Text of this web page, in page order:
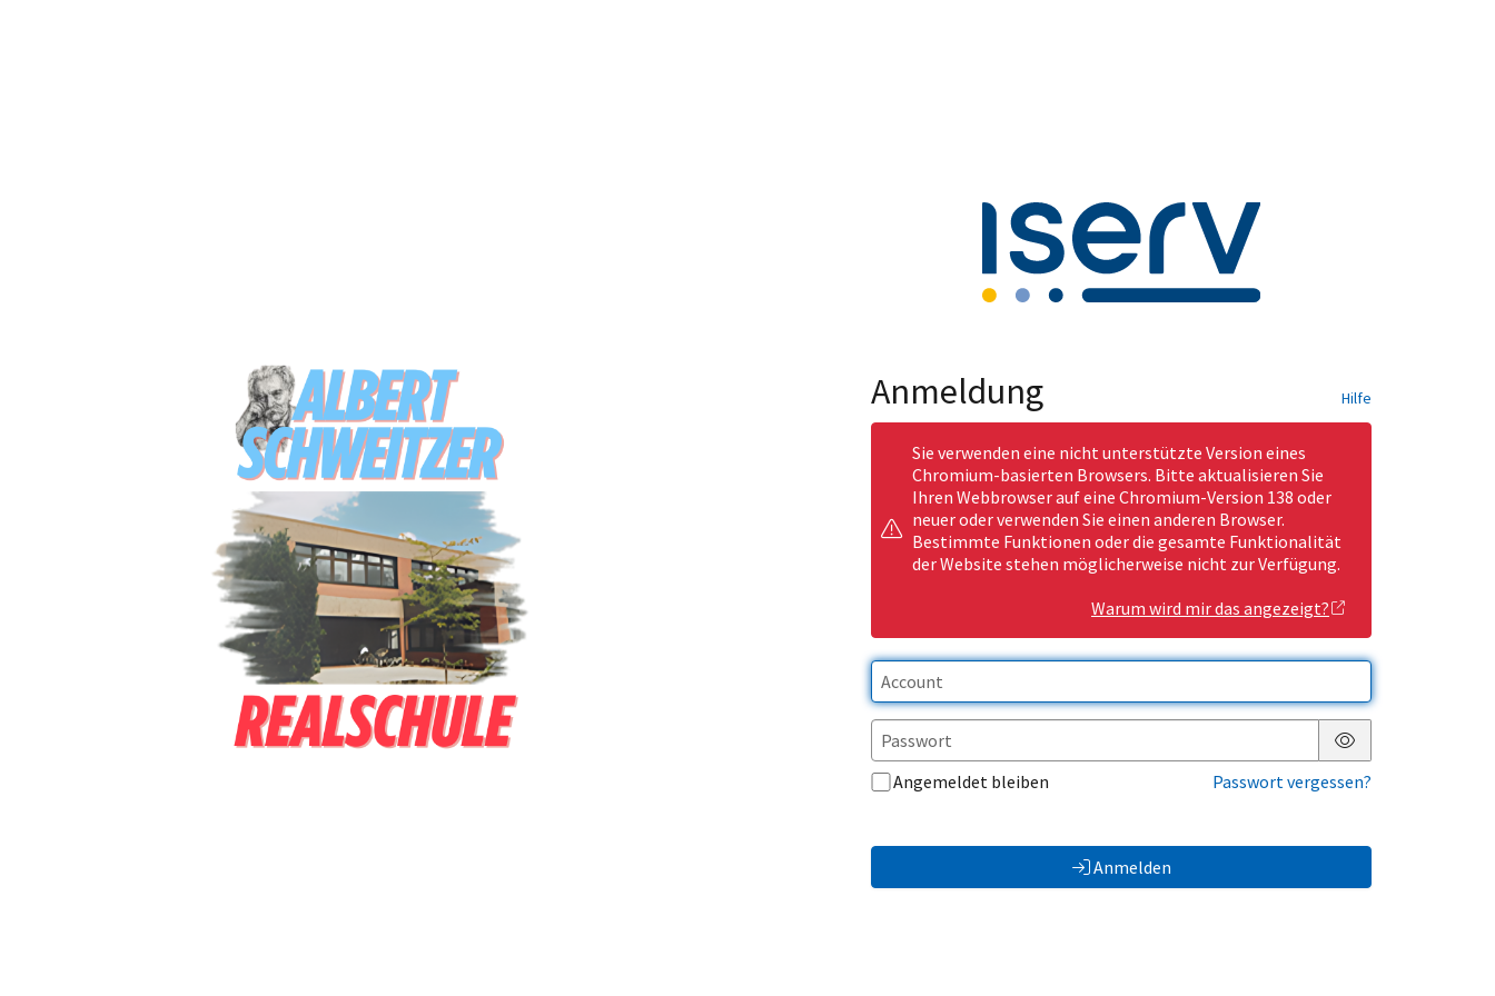
Anmeldung Hilfe
Sie verwenden eine nicht unterstützte Version eines
Chromium-basierten Browsers. Bitte aktualisieren Sie
Ihren Webbrowser auf eine Chromium-Version 138 oder
neuer oder verwenden Sie einen anderen Browser.
Bestimmte Funktionen oder die gesamte Funktionalität
der Website stehen möglicherweise nicht zur Verfügung.
Warum wird mir das angezeigt?
Passwort anzeigen
Angemeldet bleiben
Passwort vergessen?
Anmelden